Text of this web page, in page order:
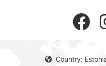
Country: